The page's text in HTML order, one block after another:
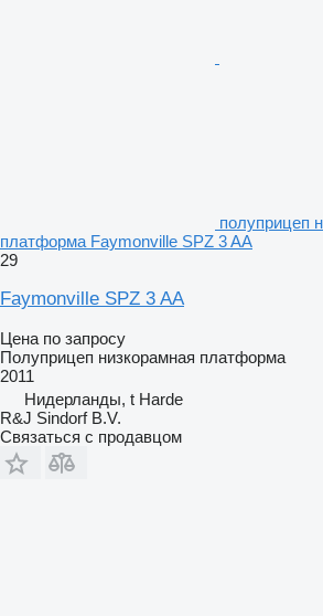
полуприцеп
платформа Faymonville SPZ 3 AA
29
Faymonville SPZ 3 AA
Цена по запросу
Полуприцеп низкорамная платформа
2011
Нидерланды, t Harde
R&J Sindorf B.V.
Связаться с продавцом